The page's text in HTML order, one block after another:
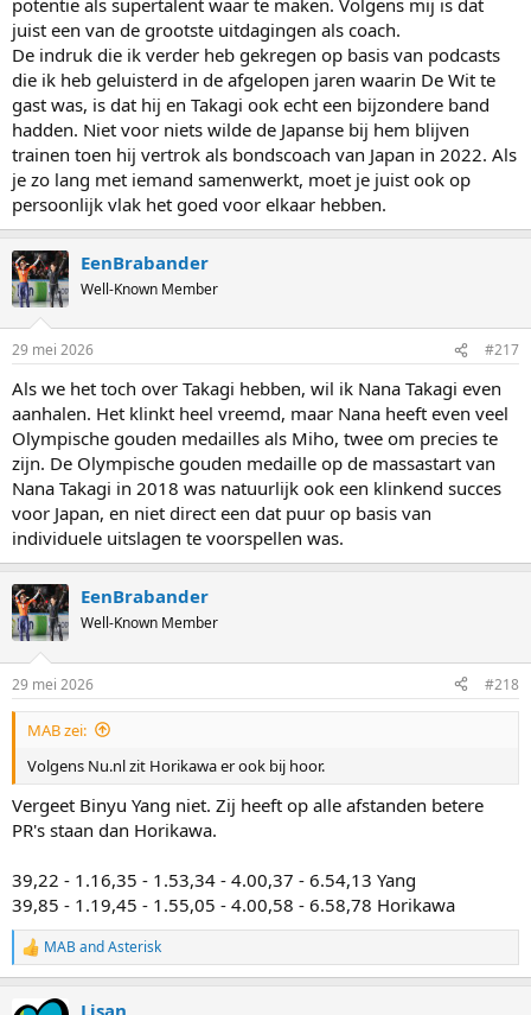
juist een van de grootste uitdagingen als coach.
De indruk die ik verder heb gekregen op basis van podcasts
die ik heb geluisterd in de afgelopen jaren waarin De Wit te
gast was, is dat hij en Takagi ook echt een bijzondere band
hadden. Niet voor niets wilde de Japanse bij hem blijven
trainen toen hij vertrok als bondscoach van Japan in 2022. Als
je zo lang met iemand samenwerkt, moet je juist ook op
persoonlijk vlak het goed voor elkaar hebben.
EenBrabander
Well-Known Member
29 mei 2026 #217
Als we het toch over Takagi hebben, wil ik Nana Takagi even
aanhalen. Het klinkt heel vreemd, maar Nana heeft even veel
Olympische gouden medailles als Miho, twee om precies te
zijn. De Olympische gouden medaille op de massastart van
Nana Takagi in 2018 was natuurlijk ook een klinkend succes
voor Japan, en niet direct een dat puur op basis van
individuele uitslagen te voorspellen was.
EenBrabander
Well-Known Member
29 mei 2026 #218
MAB zei:
Volgens Nu.nl zit Horikawa er ook bij hoor.
Vergeet Binyu Yang niet. Zij heeft op alle afstanden betere
PR's staan dan Horikawa.
39,22 - 1.16,35 - 1.53,34 - 4.00,37 - 6.54,13 Yang
39,85 - 1.19,45 - 1.55,05 - 4.00,58 - 6.58,78 Horikawa
R
e
MABandAsterisk